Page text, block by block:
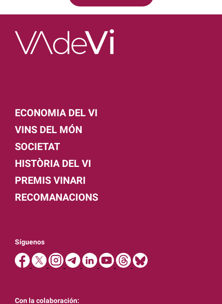
ECONOMIA DEL VI
VINS DEL MÓN
SOCIETAT
HISTÒRIA DEL VI
PREMIS VINARI
RECOMANACIONS
Síguenos
Con la colaboración: